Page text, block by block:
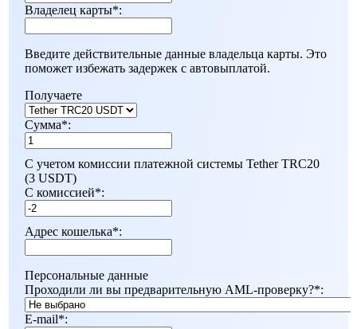
Владелец карты*:
Введите действительные данные владельца карты. Это
поможет избежать задержек с автовыплатой.
Получаете
Сумма*:
С учетом комиссии платежной системы Tether TRC20
(3 USDT)
С комиссией*:
Адрес кошелька*:
Персональные данные
Проходили ли вы предварительную AML-проверку?*:
E-mail*: